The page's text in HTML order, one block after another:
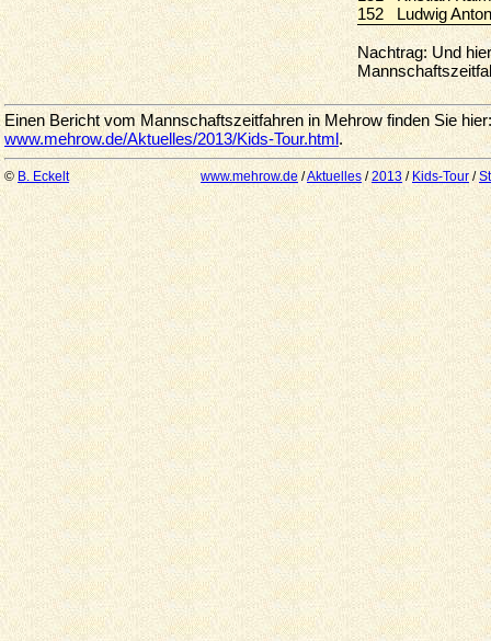
152
Ludwig
Nachtrag: Und
Einen Bericht vom Mannschaftszeitfahren in Mehrow finden Sie hier:
www.mehrow.de/Aktuelles/2013/Kids-Tour.html.
© B. Eckelt www.mehrow.de/Aktuelles /2013/ Kids-Tour /